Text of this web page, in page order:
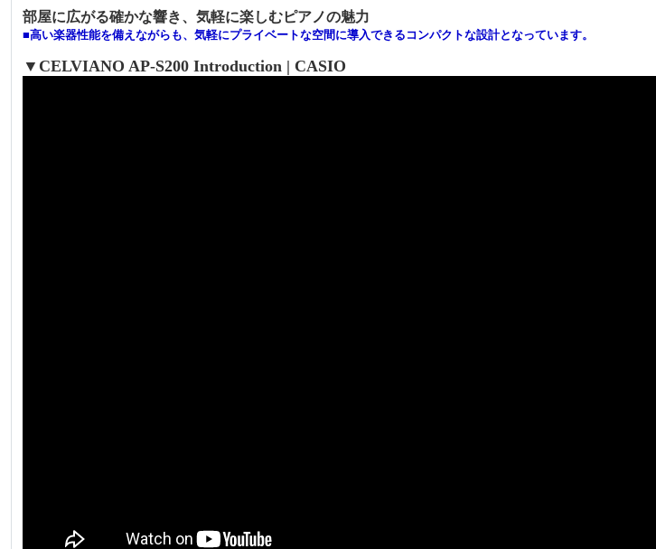
部屋に広がる確かな響き、気軽に楽しむピアノの魅力
■高い楽器性能を備えながらも、気軽にプライベートな空間に導入できるコンパクトな設計となっています。
▼CELVIANO AP-S200 Introduction | CASIO